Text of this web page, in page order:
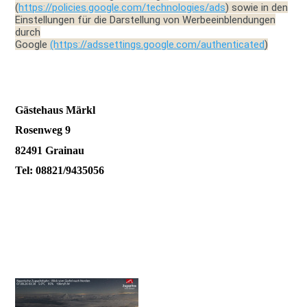
(https://policies.google.com/technologies/ads) sowie in den
Einstellungen für die Darstellung von Werbeeinblendungen
durch
Google(https://adssettings.google.com/authenticated)
Gästehaus Märkl
Rosenweg 9
82491 Grainau
Tel: 08821/9435056